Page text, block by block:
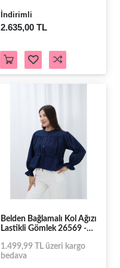
İndirimli
2.635,00 TL
Belden Bağlamalı Kol Ağızı
Lastikli Gömlek 26569 -
60854
1.499,99 TL üzeri kargo
bedava